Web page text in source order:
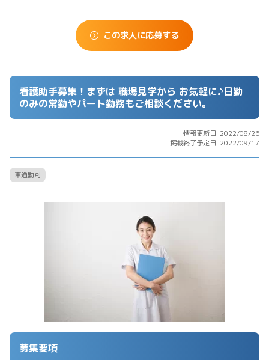
この求人に応募する
看護助手募集！まずは 職場見学から お気軽に♪日勤
のみの常勤やパート勤務もご相談ください。
情報更新日: 2022/08/26
掲載終了予定日: 2022/09/17
車通勤可
募集要項